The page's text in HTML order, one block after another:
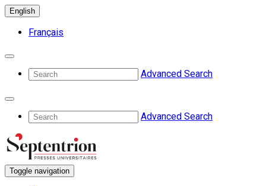
English
Français
Advanced Search
Advanced Search
Toggle navigation